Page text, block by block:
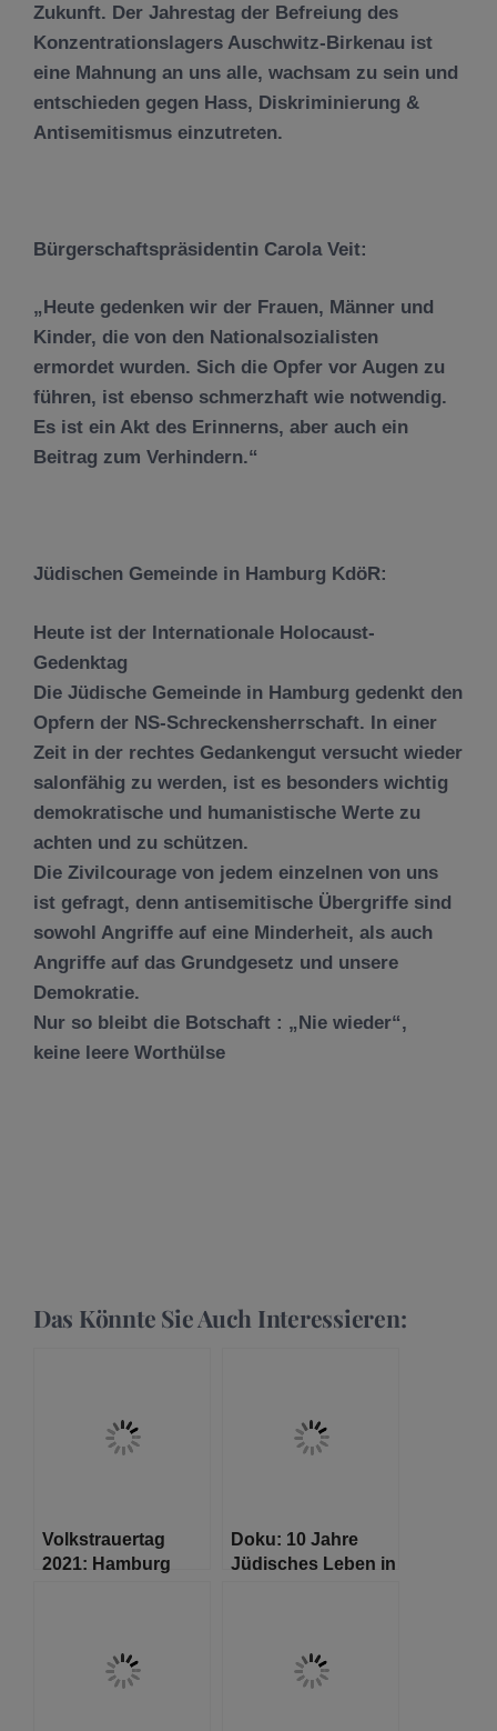
Zukunft. Der Jahrestag der Befreiung des
Konzentrationslagers Auschwitz-Birkenau ist
eine Mahnung an uns alle, wachsam zu sein und
entschieden gegen Hass, Diskriminierung &
Antisemitismus einzutreten.
Bürgerschaftspräsidentin Carola Veit:
„Heute gedenken wir der Frauen, Männer und
Kinder, die von den Nationalsozialisten
ermordet wurden. Sich die Opfer vor Augen zu
führen, ist ebenso schmerzhaft wie notwendig.
Es ist ein Akt des Erinnerns, aber auch ein
Beitrag zum Verhindern.“
Jüdischen Gemeinde in Hamburg KdöR:
Heute ist der Internationale Holocaust-
Gedenktag
Die Jüdische Gemeinde in Hamburg gedenkt den
Opfern der NS-Schreckensherrschaft. In einer
Zeit in der rechtes Gedankengut versucht wieder
salonfähig zu werden, ist es besonders wichtig
demokratische und humanistische Werte zu
achten und zu schützen.
Die Zivilcourage von jedem einzelnen von uns
ist gefragt, denn antisemitische Übergriffe sind
sowohl Angriffe auf eine Minderheit, als auch
Angriffe auf das Grundgesetz und unsere
Demokratie.
Nur so bleibt die Botschaft : „Nie wieder“,
keine leere Worthülse
Das Könnte Sie Auch Interessieren:
Volkstrauertag
2021: Hamburg
Doku: 10 Jahre
Jüdisches Leben in